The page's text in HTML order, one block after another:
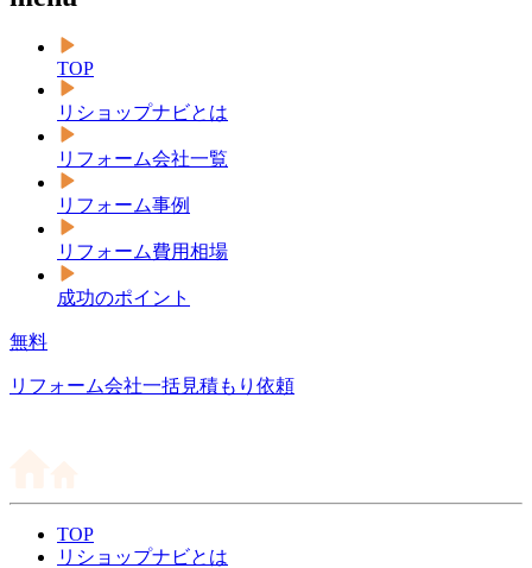
TOP
リショップナビとは
リフォーム会社一覧
リフォーム事例
リフォーム費用相場
成功のポイント
無料
リフォーム会社一括見積もり依頼
TOP
リショップナビとは